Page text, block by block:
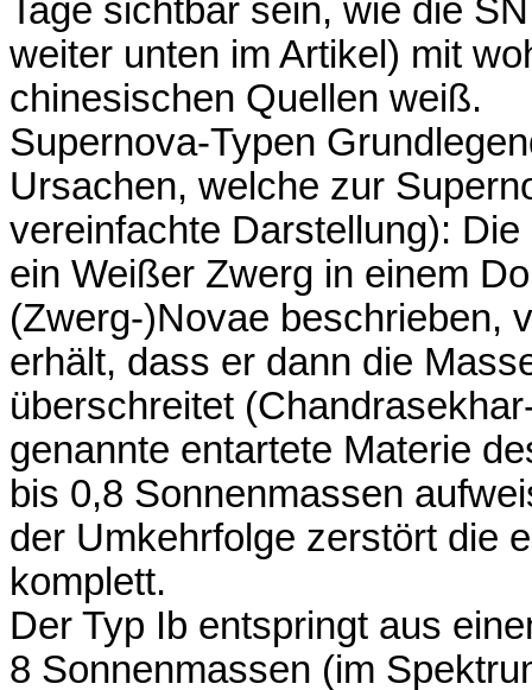
Tage sichtbar sein, wie die
weiter unten im Artikel) mit
chinesischen Quellen weiß.
Supernova-Typen
Ursachen, welche zur
vereinfachte Darstellung):
ein Weißer Zwerg in einem
(Zwerg-)Novae beschrieben,
erhält, dass er dann die
überschreitet
genannte entartete Materie
bis 0,8 Sonnenmassen
der Umkehrfolge zerstört die
komplett.
Der Typ Ib entspringt aus
8 Sonnenmassen (im